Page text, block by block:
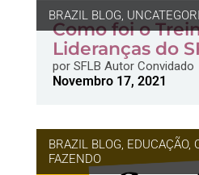
BRAZIL BLOG,
Como foi o
Lideranças do
porSFLB Autor Convidado
Novembro 17, 2021
BRAZIL BLOG, EDUCAÇÃO,
FAZENDO